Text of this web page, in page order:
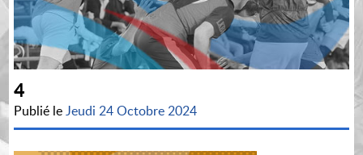
4
Publié leJeudi 24 Octobre 2024